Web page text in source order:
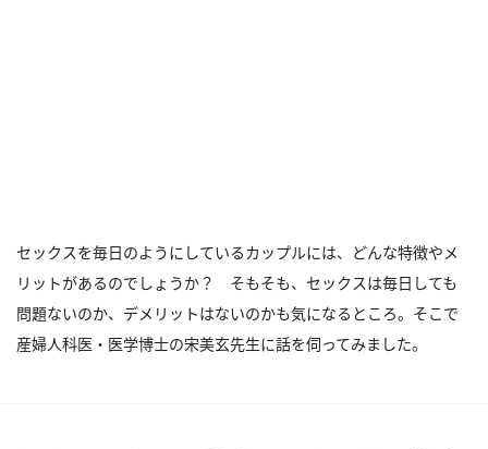
セックスを毎日のようにしているカップルには、どんな特徴やメ
リットがあるのでしょうか？ そもそも、セックスは毎日しても
問題ないのか、デメリットはないのかも気になるところ。そこで
産婦人科医・医学博士の宋美玄先生に話を伺ってみました。